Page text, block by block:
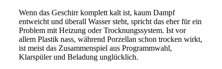
Wenn das Geschirr komplett kalt ist, kaum Dampf
entweicht und überall Wasser steht, spricht das eher für ein
Problem mit Heizung oder Trocknungssystem. Ist vor
allem Plastik nass, während Porzellan schon trocken wirkt,
ist meist das Zusammenspiel aus Programmwahl,
Klarspüler und Beladung unglücklich.